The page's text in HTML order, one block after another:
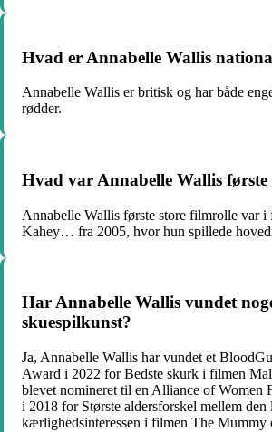
Hvad er Annabelle Wallis
Annabelle Wallis er britisk og har både
rødder.
Hvad var Annabelle Wallis
Annabelle Wallis første store filmrolle var
Kahey… fra 2005, hvor hun spillede
Har Annabelle Wallis vundet
skuespilkunst?
Ja, Annabelle Wallis har vundet et
Award i 2022 for Bedste skurk i filmen
blevet nomineret til en Alliance of Women
i 2018 for Største aldersforskel mellem den
kærlighedsinteressen i filmen The Mummy